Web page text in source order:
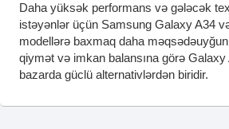
Daha yüksək performans və gələcək
istəyənlər üçün Samsung Galaxy A34
modellərə baxmaq daha
qiymət və imkan balansına görə
bazarda güclü alternativlərdən biridir.